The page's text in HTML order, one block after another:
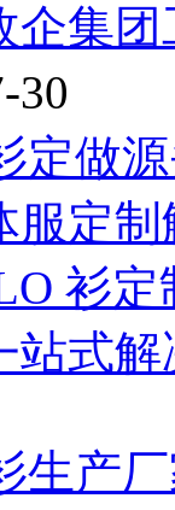
企集
30
定做
服定
衫
站式
生产